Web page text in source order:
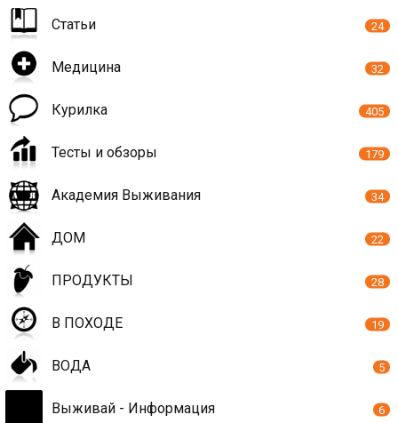
Статьи 24
Медицина 32
Курилка 405
Тесты и обзоры 179
Академия Выживания 34
ДОМ 22
ПРОДУКТЫ 28
В ПОХОДЕ 19
ВОДА 5
Выживай - Информация 6